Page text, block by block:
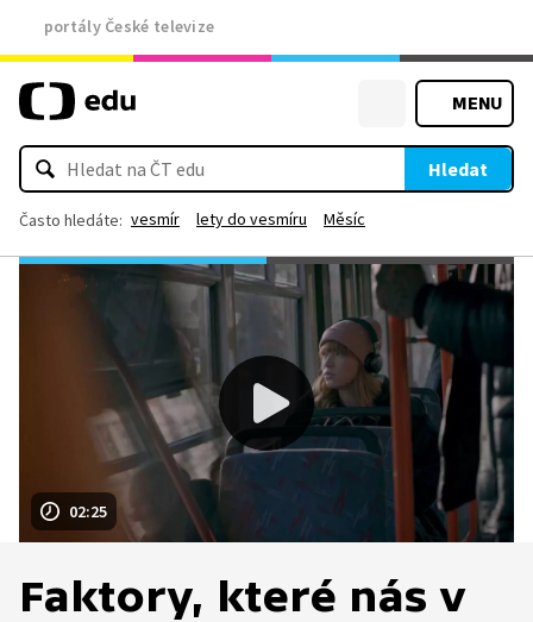
portály České televize
MENU
Hledat
Často hledáte: vesmír lety do vesmíru Měsíc
02:25
Faktory, které nás v